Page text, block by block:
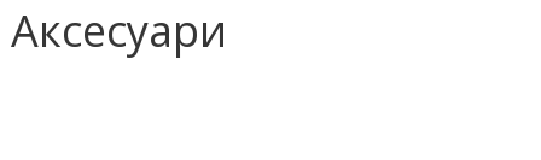
Аксесуари